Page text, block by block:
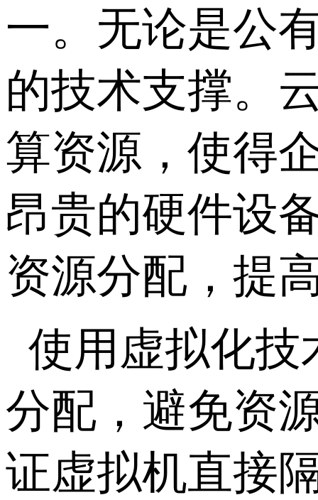
一。无论是公
的技术支撑。
算资源，使得
昂贵的硬件设
资源分配，提
使用虚拟化技
分配，避免资
证虚拟机直接